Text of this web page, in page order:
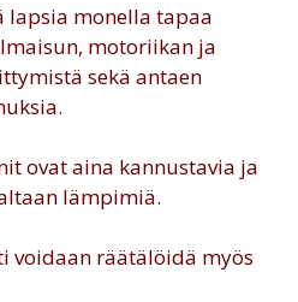
lapsia monella tapaa
motoriikan ja
sekä antaen
ovat aina kannustavia ja
lämpimiä.
voidaan räätälöidä myös